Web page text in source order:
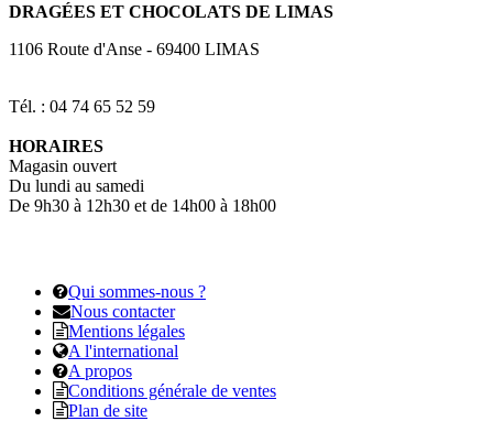
DRAGÉES ET CHOCOLATS DE LIMAS
1106 Route d'Anse - 69400 LIMAS
Tél. : 04 74 65 52 59
HORAIRES
Magasin ouvert
Du lundi au samedi
De 9h30 à 12h30 et de 14h00 à 18h00
Qui sommes-nous ?
Nous contacter
Mentions légales
A l'international
A propos
Conditions générale de ventes
Plan de site